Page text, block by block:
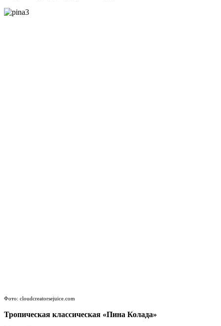
Фото: cloudcreatorsejuice.com
Тропическая классическая «Пина Колада»